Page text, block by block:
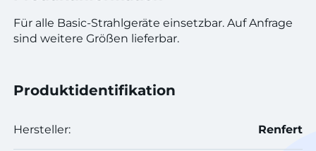
Für alle Basic-Strahlgeräte einsetzbar. Auf Anfrage
sind weitere Größen lieferbar.
Produktidentifikation
Hersteller: Renfert